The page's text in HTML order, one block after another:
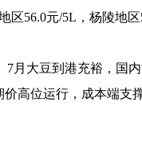
56.0元/5L，杨陵地区
月大豆到港充裕，国
高位运行，成本端支